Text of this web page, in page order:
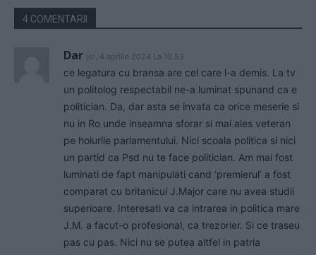
4 COMENTARII
Dar joi, 4 aprilie 2024 La 10.53
ce legatura cu bransa are cel care l-a demis. La tv
un politolog respectabil ne-a luminat spunand ca e
politician. Da, dar asta se invata ca orice meserie si
nu in Ro unde inseamna sforar si mai ales veteran
pe holurile parlamentului. Nici scoala politica si nici
un partid ca Psd nu te face politician. Am mai fost
luminati de fapt manipulati cand ‘premierul’ a fost
comparat cu britanicul J.Major care nu avea studii
superioare. Interesati va ca intrarea in politica mare
J.M. a facut-o profesional, ca trezorier. Si ce traseu
pas cu pas. Nici nu se putea altfel in patria